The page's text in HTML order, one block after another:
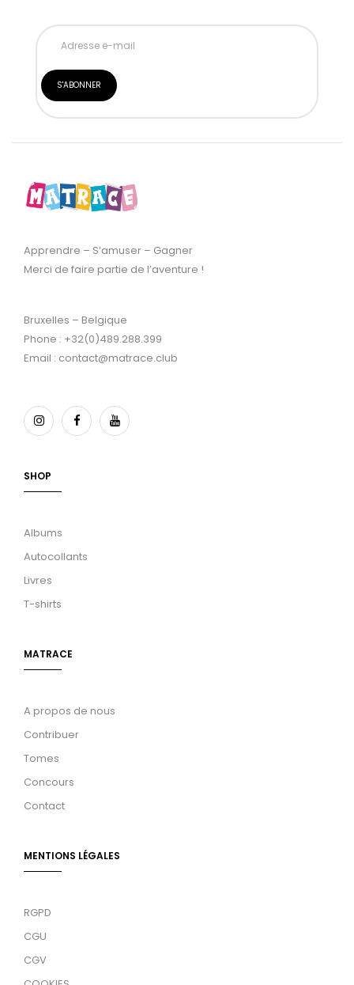
Apprendre – S’amuser – Gagner
Merci de faire partie de l’aventure !
Bruxelles – Belgique
Phone : +32(0)489.288.399
Email : contact@matrace.club
SHOP
Albums
Autocollants
Livres
T-shirts
MATRACE
A propos de nous
Contribuer
Tomes
Concours
Contact
MENTIONS LÉGALES
RGPD
CGU
CGV